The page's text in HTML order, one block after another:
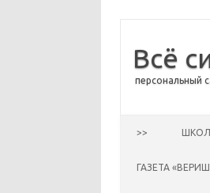
Всё
персональный
>>
ГАЗЕТА